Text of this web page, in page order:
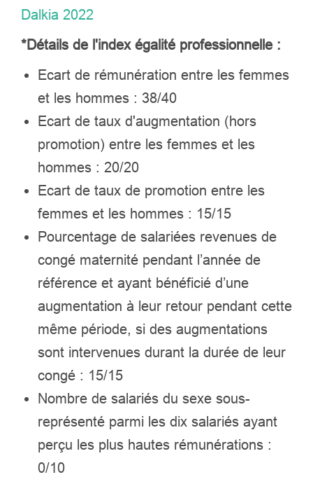
Dalkia 2022
*Détails de l'index égalité professionnelle :
Ecart de rémunération entre les femmes
et les hommes : 38/40
Ecart de taux d'augmentation (hors
promotion) entre les femmes et les
hommes : 20/20
Ecart de taux de promotion entre les
femmes et les hommes : 15/15
Pourcentage de salariées revenues de
congé maternité pendant l’année de
référence et ayant bénéficié d’une
augmentation à leur retour pendant cette
même période, si des augmentations
sont intervenues durant la durée de leur
congé : 15/15
Nombre de salariés du sexe sous-
représenté parmi les dix salariés ayant
perçu les plus hautes rémunérations :
0/10